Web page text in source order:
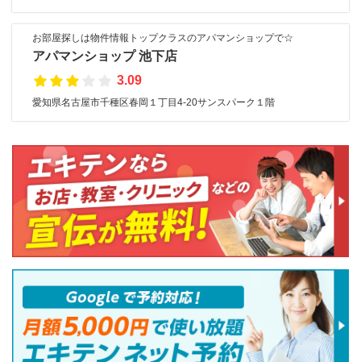
お部屋探しは物件情報トップクラスのアパマンショップで☆
アパマンショップ 池下店
3.09
愛知県名古屋市千種区春岡１丁目4-20サンスパーク１階